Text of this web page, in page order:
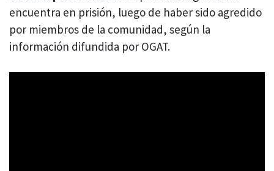
encuentra en prisión, luego de haber sido agredido
por miembros de la comunidad, según la
información difundida por OGAT.